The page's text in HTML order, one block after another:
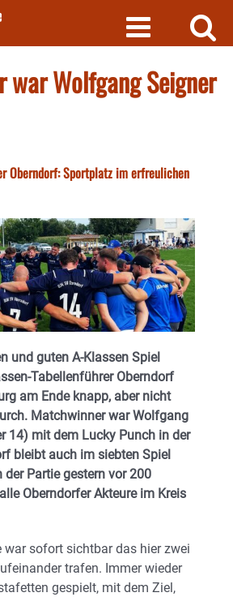
war Wolfgang Seigner
Oberndorf: Sportplatz im erfreulichen
und guten A-Klassen Spiel
Tabellenführer Oberndorf
am Ende knapp, aber nicht
Matchwinner war Wolfgang
14) mit dem Lucky Punch in der
bleibt auch im siebten Spiel
der Partie gestern vor 200
Oberndorfer Akteure im Kreis
war sofort sichtbar das hier zwei
trafen. Immer wieder
gespielt, mit dem Ziel,